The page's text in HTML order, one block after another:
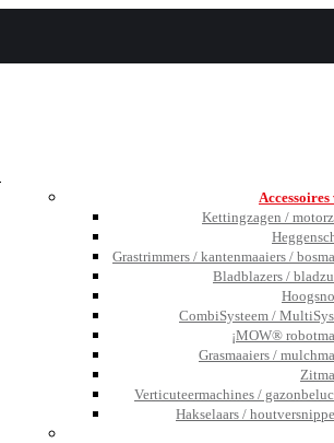
Kettingzagen /
Grastrimmers / kantenmaaiers /
Bladblazers /
CombiSysteem /
¡MOW®
Grasmaaiers /
Verticuteermachines /
Hakselaars /